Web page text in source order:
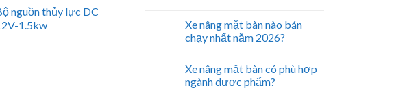
nguồn thủy lực DC
1.5kw
Xe nâng mặt bàn nào bán
chạy nhất năm 2026?
Xe nâng mặt bàn có phù hợp
ngành dược phẩm?